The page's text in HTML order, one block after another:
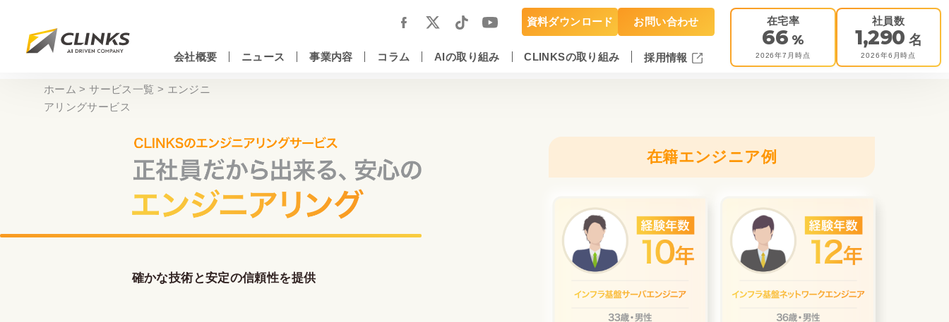
資料ダウンロード お問い合わせ
会社概要 ニュース 事業内容 コラム AIの取り組み CLINKSの取り組み 採用情報
在宅率
66 %
2026年7月時点
社員数
1,290 名
2026年6月時点
ホーム >サービス一覧 > エンジニ
アリングサービス
確かな技術と安定の信頼性を提供
在籍エンジニア例